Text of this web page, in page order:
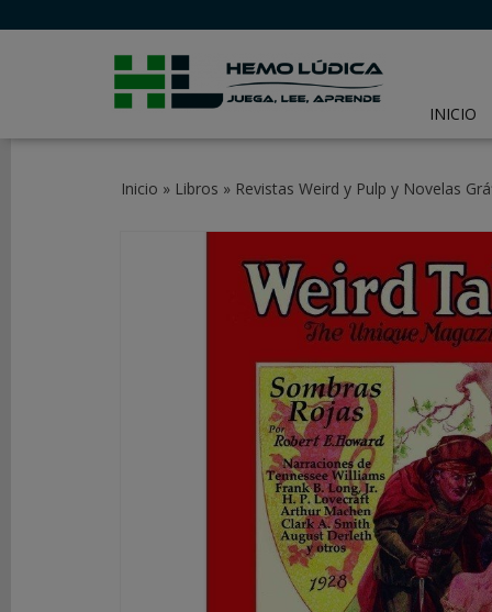
INICIO
CATEGORÍAS
Inicio » Libros » Revistas Weird y Pulp y Novelas